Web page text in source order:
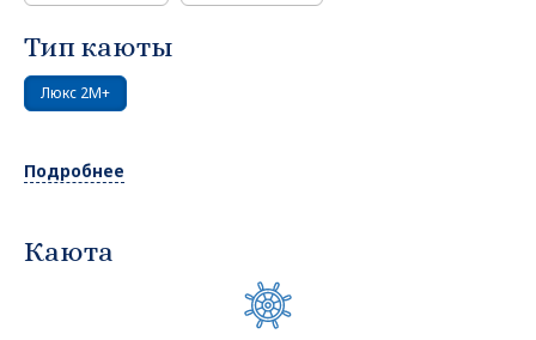
Тип каюты
Люкс 2М+
Подробнее
Каюта